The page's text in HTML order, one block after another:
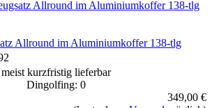
Allround im Aluminiumkoffer 138-tlg
meist kurzfristig lieferbar
Dingolfing: 0
349,00 €